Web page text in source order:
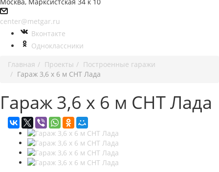
center@metgar.ru
Вконтакте
Одноклассники
Главная
Проекты
Построенные гаражи
Гараж 3,6 х 6 м СНТ Лада
Гараж 3,6 х 6 м СНТ Лада